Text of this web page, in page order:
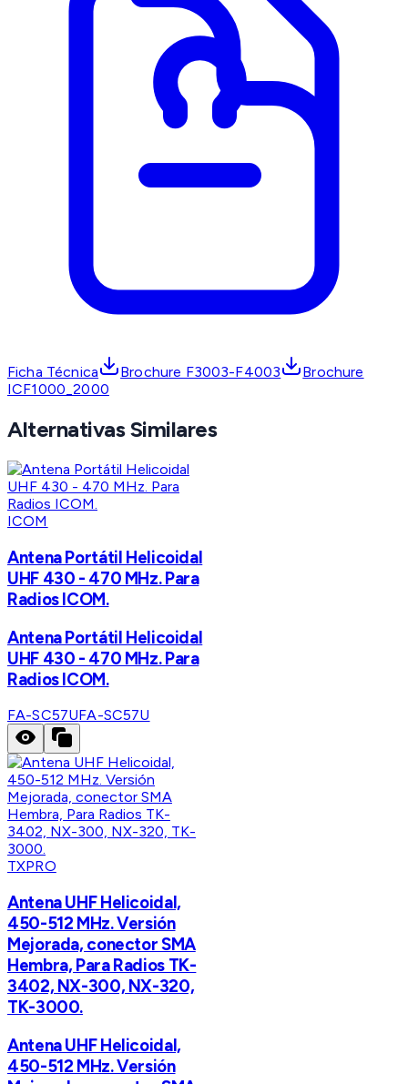
Ficha Técnica Brochure F3003-F4003
Brochure
ICF1000_2000
Alternativas Similares
ICOM
Antena Portátil Helicoidal
UHF 430 - 470 MHz. Para
Radios ICOM.
Antena Portátil Helicoidal
UHF 430 - 470 MHz. Para
Radios ICOM.
FA-SC57UFA-SC57U
TXPRO
Antena UHF Helicoidal,
450-512 MHz. Versión
Mejorada, conector SMA
Hembra, Para Radios TK-
3402, NX-300, NX-320,
TK-3000.
Antena UHF Helicoidal,
450-512 MHz. Versión